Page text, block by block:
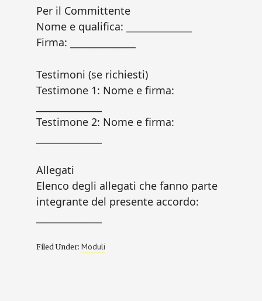
Per il Committente
Nome e qualifica: ______________
Firma: ______________
Testimoni (se richiesti)
Testimone 1: Nome e firma:
Testimone 2: Nome e firma:
Allegati
Elenco degli allegati che fanno parte
integrante del presente accordo:
Filed Under: Moduli